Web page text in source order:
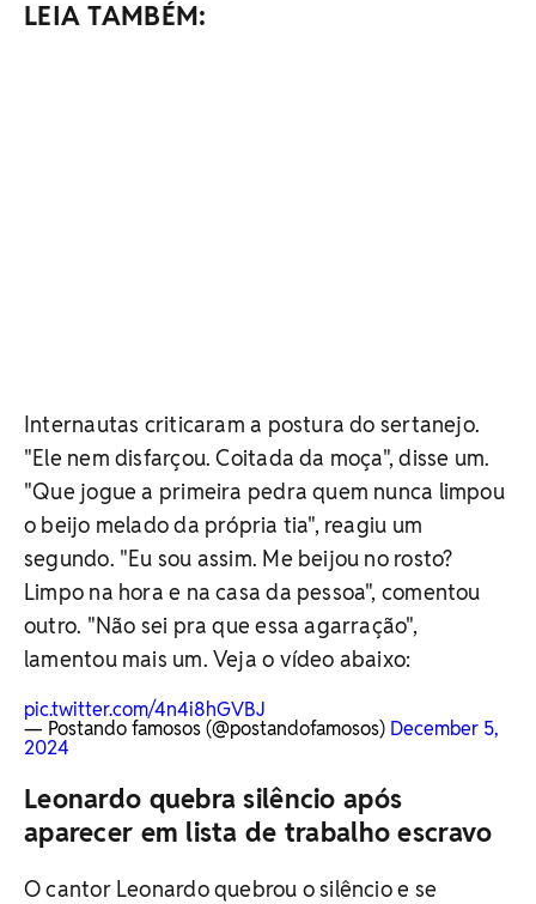
LEIA TAMBÉM:
Internautas criticaram a postura do sertanejo.
"Ele nem disfarçou. Coitada da moça", disse um.
"Que jogue a primeira pedra quem nunca limpou
o beijo melado da própria tia", reagiu um
segundo. "Eu sou assim. Me beijou no rosto?
Limpo na hora e na casa da pessoa", comentou
outro. "Não sei pra que essa agarração",
lamentou mais um. Veja o vídeo abaixo:
pic.twitter.com/4n4i8hGVBJ
— Postando famosos (@postandofamosos) December 5,
2024
Leonardo quebra silêncio após
aparecer em lista de trabalho escravo
O cantor Leonardo quebrou o silêncio e se